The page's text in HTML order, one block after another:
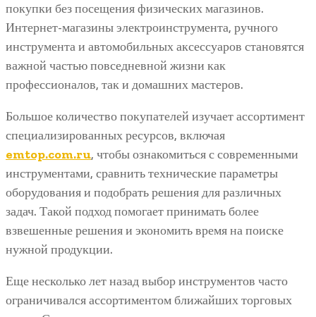
покупки без посещения физических магазинов.
Интернет-магазины электроинструмента, ручного
инструмента и автомобильных аксессуаров становятся
важной частью повседневной жизни как
профессионалов, так и домашних мастеров.
Большое количество покупателей изучает ассортимент
специализированных ресурсов, включая
emtop.com.ru, чтобы ознакомиться с современными
инструментами, сравнить технические параметры
оборудования и подобрать решения для различных
задач. Такой подход помогает принимать более
взвешенные решения и экономить время на поиске
нужной продукции.
Еще несколько лет назад выбор инструментов часто
ограничивался ассортиментом ближайших торговых